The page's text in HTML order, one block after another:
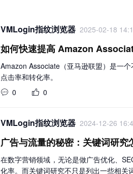
VMLogin指纹浏览器 2025-02-18
如何快速提高 Amazon
Amazon Associate（亚马逊联盟）是一
点击率和转化率。
0
0
VMLogin指纹浏览器 2024-12-26
广告与流量的秘密：关键词研究
在数字营销领域，无论是做广告优化、
化率。而关键词研究不只是列出一些相关